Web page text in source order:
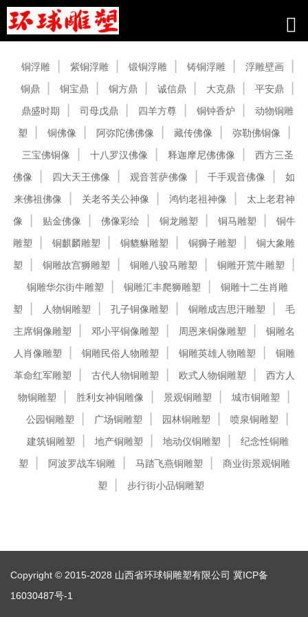
铜浮雕 紫铜浮雕 锻铜浮雕 铸铜浮雕
浮雕壁画
铜鼎
铜宝鼎 铜方鼎 诚信鼎 大克鼎
平安鼎
鼎盛时期
司母戊鼎 四羊方尊 铜钟香炉
动物铜雕
塑
铜佛像 阿弥陀佛佛像 藏传佛像
弥勒佛铜像
三宝佛铜像
十八罗汉佛像 释迦摩尼佛佛像
西方三圣
佛像
四大天王佛像 观音菩萨佛像 千手观音佛像
如
来佛祖佛像
关老爷关公神像 鸿钧老祖神像
太上老君神
像
贴金佛像 佛像彩绘 铜龙雕塑 铜马雕塑
铜牛
雕塑
铜麒麟雕塑 铜貔貅雕塑 铜狮子雕塑
铜大象雕
塑
铜雕故宫狮雕塑 铜雕八骏马雕塑
铜雕开荒牛雕塑
铜雕华尔街牛雕塑
铜雕汇丰爬狮雕塑
铜雕十二生肖雕
塑
人物铜雕塑 孔子铜像雕塑 铜雕成吉思汗雕塑
毛
主席铜像雕塑
邓小平铜像雕塑 周恩来铜像雕塑
铜雕名
人肖像雕塑
铜雕民俗人物雕塑 铜雕英雄人物雕塑
铜雕
革命红军雕塑
古代人物铜雕塑 欧式人物铜雕塑
西方人
物铜雕塑
胜利女神铜雕像 景观铜雕塑
城市铜雕塑
公园铜雕塑
广场铜雕塑 园林铜雕塑
喷泉铜雕塑
建筑铜雕塑
地产铜雕塑 地动仪铜雕塑
纪念性铜雕
塑
阿波罗战车铜雕 马踏飞燕铜雕塑
商业街景观铜雕
塑
步行街小品铜雕塑
Copyright © 2015-2028 山西省环球铜雕塑有限公司 冀ICP备
16030487号-1